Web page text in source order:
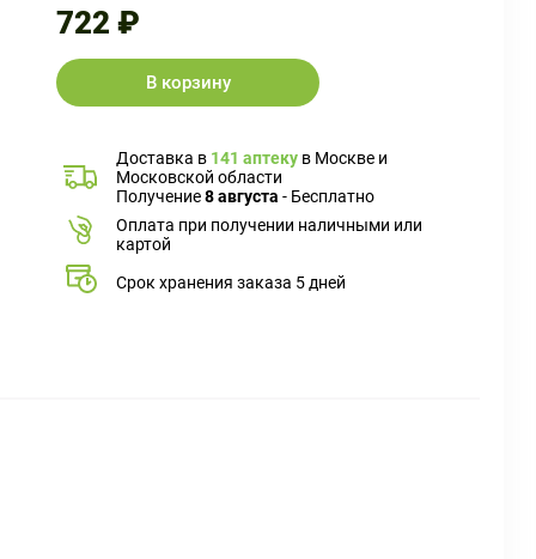
722 ₽
В корзину
Доставка в 141 аптеку в Москве и
Московской области
Получение8 августа - Бесплатно
Оплата при получении наличными или
картой
Срок хранения заказа 5 дней